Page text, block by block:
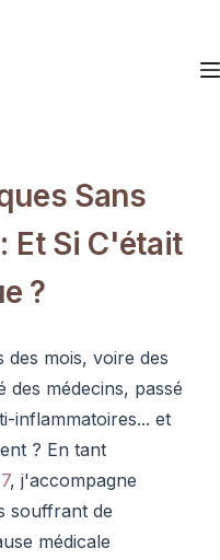
Sans
Et Si C'était
?
des mois, voire des
des médecins, passé
inflammatoires... et
? En tant
, j'accompagne
souffrant de
médicale